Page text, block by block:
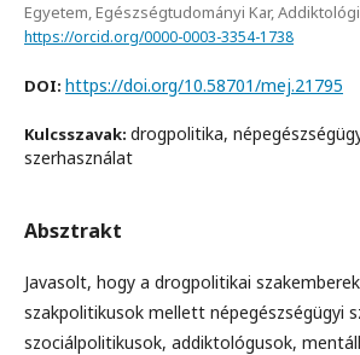
Egyetem, Egészségtudományi Kar,
https://orcid.org/0000-0003-3354-1738
DOI: https://doi.org/10.58701/mej.21795
Kulcsszavak: drogpolitika,
szerhasználat
Absztrakt
Javasolt, hogy a drogpolitikai
szakpolitikusok mellett népegészségügyi
szociálpolitikusok, addiktológusok,